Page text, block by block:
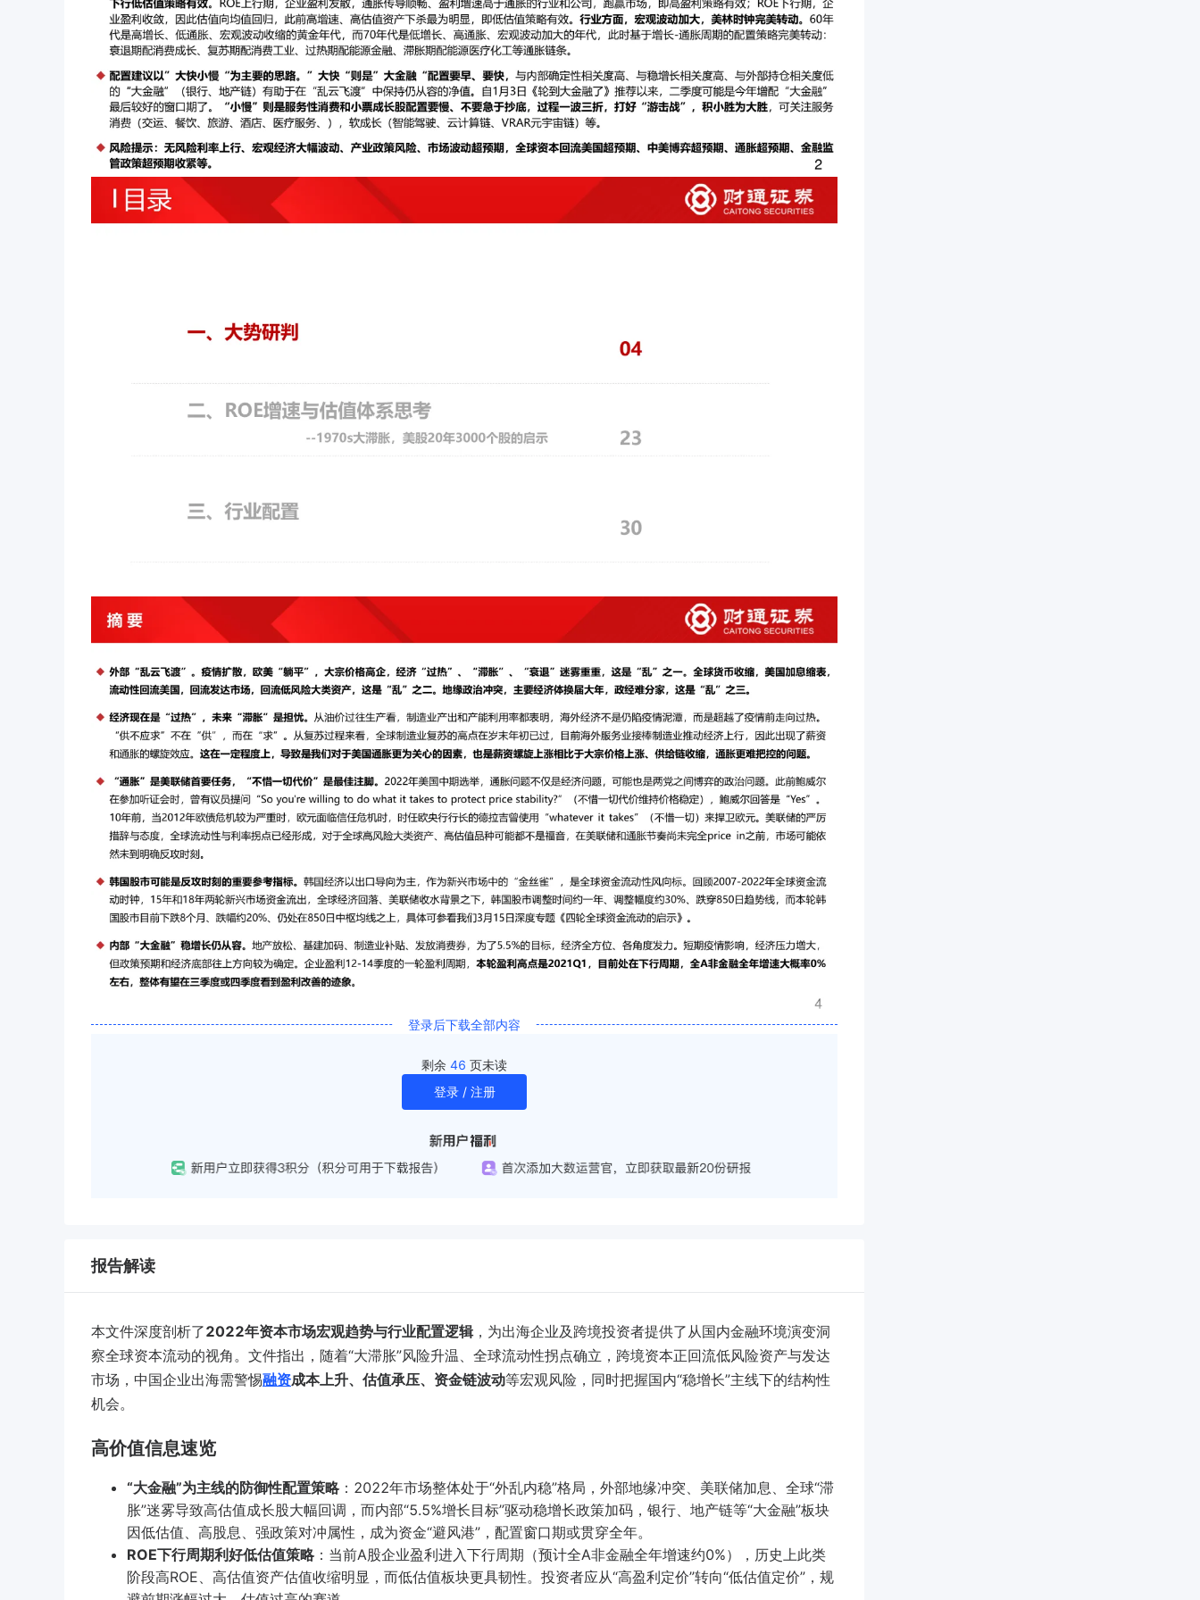
登录后下载全部内容
剩余 46 页未读
登录 / 注册
报告解读
本文件深度剖析了2022年资本市场宏观趋势与行业配置逻辑，为出海企业及跨境投资者提供了从国内金融环境演变洞
察全球资本流动的视角。文件指出，随着“大滞胀”风险升温、全球流动性拐点确立，跨境资本正回流低风险资产与发达
市场，中国企业出海需警惕融资成本上升、估值承压、资金链波动等宏观风险，同时把握国内“稳增长”主线下的结构性
机会。
高价值信息速览
“大金融”为主线的防御性配置策略：2022年市场整体处于“外乱内稳”格局，外部地缘冲突、美联储加息、全球“滞
胀”迷雾导致高估值成长股大幅回调，而内部“5.5%增长目标”驱动稳增长政策加码，银行、地产链等“大金融”板块
因低估值、高股息、强政策对冲属性，成为资金“避风港”，配置窗口期或贯穿全年。
ROE下行周期利好低估值策略：当前A股企业盈利进入下行周期（预计全A非金融全年增速约0%），历史上此类
阶段高ROE、高估值资产估值收缩明显，而低估值板块更具韧性。投资者应从“高盈利定价”转向“低估值定价”，规